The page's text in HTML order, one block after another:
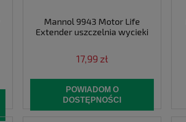
Mannol 9943 Motor Life
Extender uszczelnia wycieki
17,99 zł
POWIADOM O
DOSTĘPNOŚCI